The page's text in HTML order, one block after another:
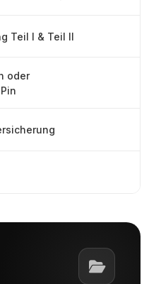
Teil I & Teil II
oder